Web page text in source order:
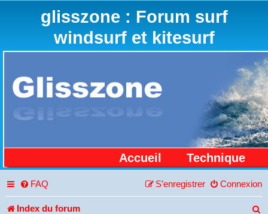
glisszone : Forum surf
windsurf et kitesurf
Accueil Technique
FAQ Connexion
S’enregistrer
Index du forum